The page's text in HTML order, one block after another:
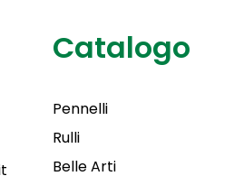
Catalogo
Pennelli
Rulli
Belle Arti